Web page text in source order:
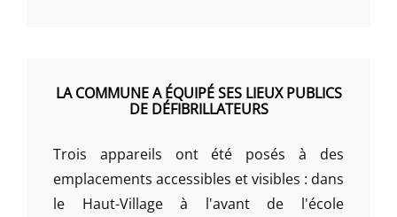
LA COMMUNE A ÉQUIPÉ SES LIEUX PUBLICS
DE DÉFIBRILLATEURS
Trois appareils ont été posés à des
emplacements accessibles et visibles : dans
le Haut-Village à l'avant de l'école